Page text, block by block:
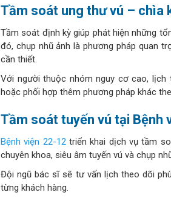
Tầm soát ung thư vú – chìa
Tầm soát định kỳ giúp phát hiện những
đó, chụp nhũ ảnh là phương pháp quan
cần thiết.
Với người thuộc nhóm nguy cơ cao,
hoặc phối hợp thêm phương pháp khác
Tầm soát tuyến vú tại Bệnh
Bệnh viện 22-12triển khai dịch vụ tầm
chuyên khoa, siêu âm tuyến vú và chụp
Đội ngũ bác sĩ sẽ tư vấn lịch theo dõi
từng khách hàng.